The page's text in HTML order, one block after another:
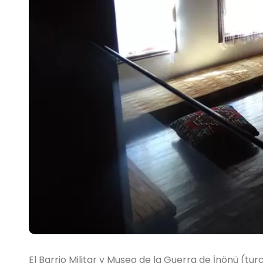
El Barrio Militar y Museo de la Guerra de İnönü